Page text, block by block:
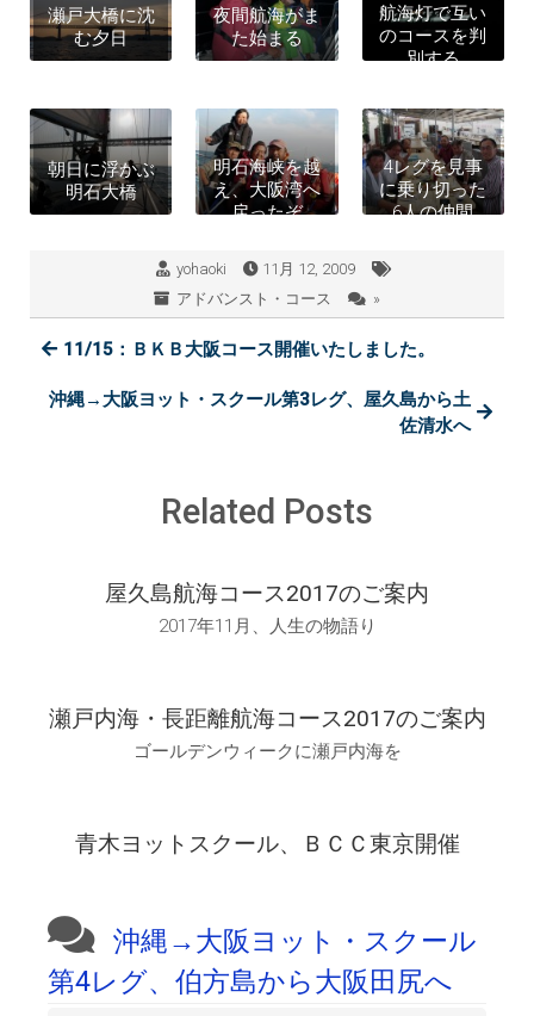
瀬戸大橋に沈
む夕日
夜間航海がま
た始まる
航海灯で互い
のコースを判
別する
朝日に浮かぶ
明石大橋
明石海峡を越
え、大阪湾へ
戻ったぞ
4レグを見事
に乗り切った
6人の仲間
yohaoki
11月 12, 2009
アドバンスト・コース
»
11/15：ＢＫＢ大阪コース開催いたしました。
沖縄→大阪ヨット・スクール第3レグ、屋久島から土
佐清水へ
Related Posts
屋久島航海コース2017のご案内
2017年11月、人生の物語り
瀬戸内海・長距離航海コース2017のご案内
ゴールデンウィークに瀬戸内海を
青木ヨットスクール、ＢＣＣ東京開催
沖縄→大阪ヨット・スクール
第4レグ、伯方島から大阪田尻へ